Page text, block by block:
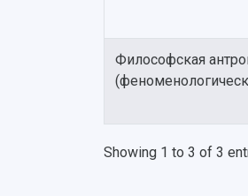
Философская
Showing 1 to 3 of 3